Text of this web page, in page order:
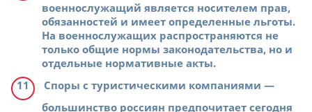
военнослужащий является носителем прав,
обязанностей и имеет определенные льготы.
На военнослужащих распространяются не
только общие нормы законодательства, но и
отдельные нормативные акты.
Споры с туристическими компаниями —
большинство россиян предпочитает сегодня